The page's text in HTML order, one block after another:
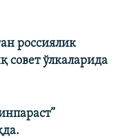
россиялик
совет ўлкаларида